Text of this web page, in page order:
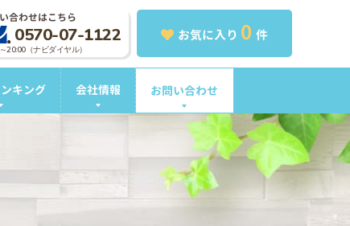
お気に入り 0 件
合わせはこちら
0570-07-1122
20:00（ナビダイヤル）
キング 会社情報 お問い合わせ